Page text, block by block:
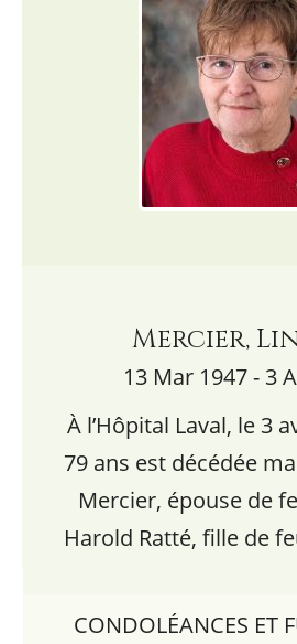
Mercier,
13 Mar 1947 - 3
À l’Hôpital Laval, le 3
79 ans est décédée
Mercier, épouse de
Harold Ratté, fille de
CONDOLÉANCES ET